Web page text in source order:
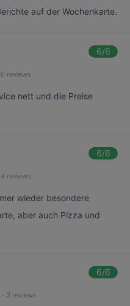
auf der Wochenkarte.
6/6
reviews
nett und die Preise
6/6
reviews
wieder besondere
aber auch Pizza und
6/6
· 3 reviews